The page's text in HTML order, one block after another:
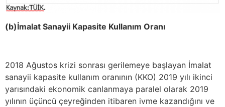
(b)İmalat Sanayii Kapasite Kullanım Oranı
2018 Ağustos krizi sonrası gerilemeye başlayan İmalat
sanayii kapasite kullanım oranının (KKO) 2019 yılı ikinci
yarısındaki ekonomik canlanmaya paralel olarak 2019
yılının üçüncü çeyreğinden itibaren ivme kazandığını ve